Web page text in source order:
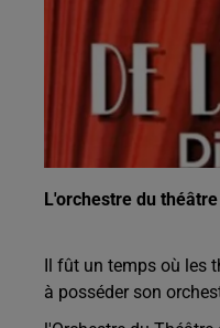
L'orchestre du
Il fût un temps où les
à posséder son